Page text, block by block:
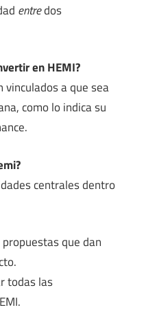
entredos
en HEMI?
vinculados a que sea
como lo indica su
centrales dentro
que dan
todas las